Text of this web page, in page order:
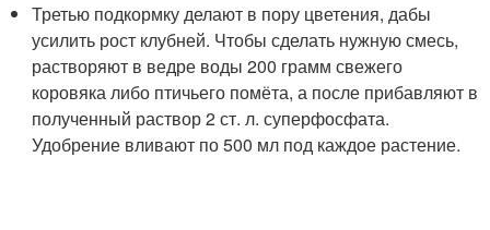
Третью подкормку делают в пору цветения, дабы
усилить рост клубней. Чтобы сделать нужную смесь,
растворяют в ведре воды 200 грамм свежего
коровяка либо птичьего помёта, а после прибавляют в
полученный раствор 2 ст. л. суперфосфата.
Удобрение вливают по 500 мл под каждое растение.